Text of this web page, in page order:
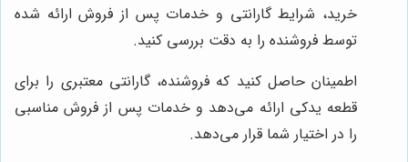
خرید، شرایط گارانتی و خدمات پس از فروش ارائه شده
توسط فروشنده را به دقت بررسی کنید.
اطمینان حاصل کنید که فروشنده، گارانتی معتبری را برای
قطعه یدکی ارائه می‌دهد و خدمات پس از فروش مناسبی
را در اختیار شما قرار می‌دهد.